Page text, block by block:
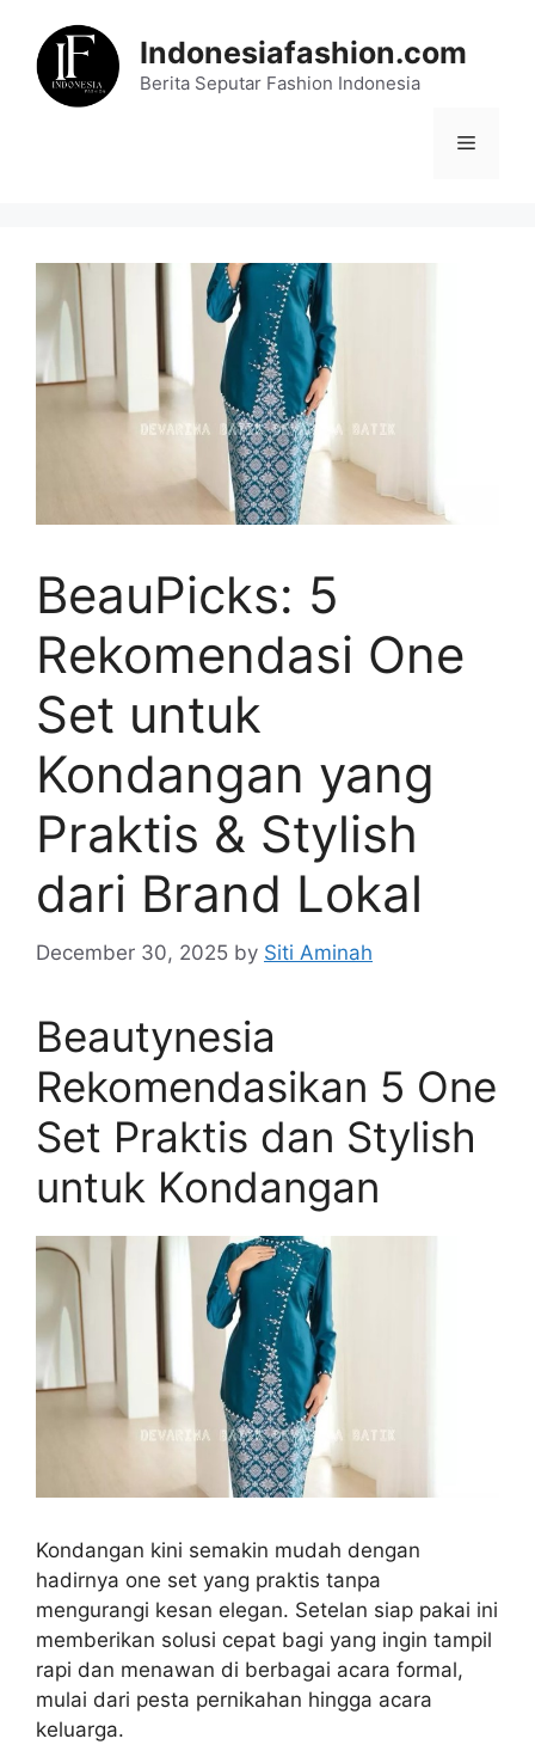
content
Indonesiafashion.com
Berita Seputar Fashion Indonesia
Menu
BeauPicks: 5
Rekomendasi One
Set untuk
Kondangan yang
Praktis & Stylish
dari Brand Lokal
December 30, 2025 by Siti Aminah
Beautynesia
Rekomendasikan 5 One
Set Praktis dan Stylish
untuk Kondangan
Kondangan kini semakin mudah dengan
hadirnya one set yang praktis tanpa
mengurangi kesan elegan. Setelan siap pakai ini
memberikan solusi cepat bagi yang ingin tampil
rapi dan menawan di berbagai acara formal,
mulai dari pesta pernikahan hingga acara
keluarga.